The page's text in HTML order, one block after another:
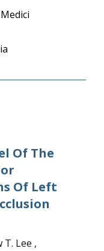
Of The
Of Left
T. Lee ,